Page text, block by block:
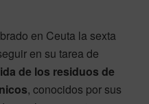
en Ceuta la sexta
en su tarea de
de los residuos de
, conocidos por sus